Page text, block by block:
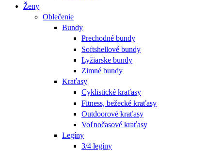
Ženy
Oblečenie
Bundy
Prechodné bundy
Softshellové bundy
Lyžiarske bundy
Zimné bundy
Kraťasy
Cyklistické kraťasy
Fitness, bežecké kraťasy
Outdoorové kraťasy
Voľnočasové kraťasy
Legíny
3/4 legíny